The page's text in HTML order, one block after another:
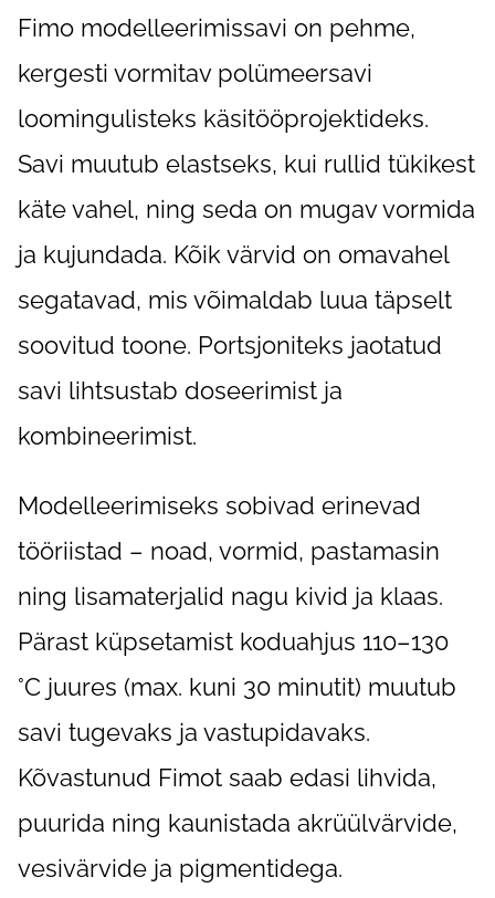
Fimo modelleerimissavi on pehme,
kergesti vormitav polümeersavi
loomingulisteks käsitööprojektideks.
Savi muutub elastseks, kui rullid tükikest
käte vahel, ning seda on mugav vormida
ja kujundada. Kõik värvid on omavahel
segatavad, mis võimaldab luua täpselt
soovitud toone. Portsjoniteks jaotatud
savi lihtsustab doseerimist ja
kombineerimist.
Modelleerimiseks sobivad erinevad
tööriistad – noad, vormid, pastamasin
ning lisamaterjalid nagu kivid ja klaas.
Pärast küpsetamist koduahjus 110–130
°C juures (max. kuni 30 minutit) muutub
savi tugevaks ja vastupidavaks.
Kõvastunud Fimot saab edasi lihvida,
puurida ning kaunistada akrüülvärvide,
vesivärvide ja pigmentidega.